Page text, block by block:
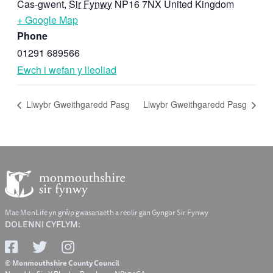
Cas-gwent, Sir Fynwy NP16 7NX United Kingdom
+ Google Map
Phone
01291 689566
Ewch i wefan y lleoliad
Llwybr Gweithgaredd Pasg Llwybr Gweithgaredd Pasg
Mae MonLife yn grŵp gwasanaeth a reolir gan Gyngor Sir Fynwy
DOLENNI CYFLYM:
© Monmouthshire County Council